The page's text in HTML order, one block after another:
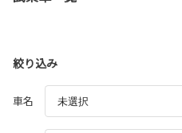
絞り込み
車名